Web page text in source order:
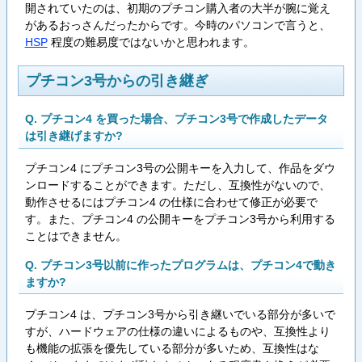
開されていたのは、初期のプチコン購入者の大半が腕に覚え
があるおっさんだったからです。今時のパソコンで言うと、
HSP程度の難易度ではないかと思われます。
プチコン3号からの引き継ぎ
Q. プチコン4 を買った場合、プチコン3号で作成したデータ
は引き継げますか?
プチコン4 にプチコン3号の公開キーを入力して、作品をダウ
ンロードすることができます。ただし、互換性がないので、
動作させるにはプチコン4 の仕様に合わせて修正が必要で
す。また、プチコン4 の公開キーをプチコン3号から利用する
ことはできません。
Q. プチコン3号以前に作ったプログラムは、プチコン4で動き
ますか?
プチコン4 は、プチコン3号から引き継いでいる部分が多いで
すが、ハードウェアの仕様の違いによるものや、互換性より
も機能の拡張を優先している部分が多いため、互換性はな